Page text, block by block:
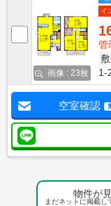
画像 : 23枚
イ
管
敷
1-
空室確認
物件が
まだネットに掲載し